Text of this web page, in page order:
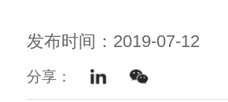
发布时间：2019-07-12
分享：